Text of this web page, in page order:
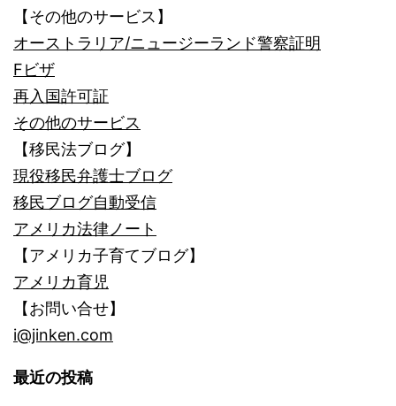
【その他のサービス】
オーストラリア/ニュージーランド警察証明
Fビザ
再入国許可証
その他のサービス
【移民法ブログ】
現役移民弁護士ブログ
移民ブログ自動受信
アメリカ法律ノート
【アメリカ子育てブログ】
アメリカ育児
【お問い合せ】
i@jinken.com
最近の投稿